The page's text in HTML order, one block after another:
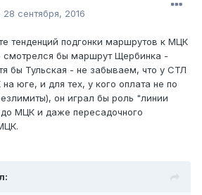
28 сентября, 2016
тенденций подгонки маршрутов к МЦК
смотрелся бы маршрут Щербинка -
бы Тульская - не забываем, что у СТЛ
юге, и для тех, у кого оплата не по
он играл бы роль "линии
МЦК и даже пересадочного